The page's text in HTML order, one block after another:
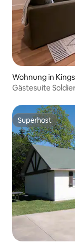
Wohnung in
Gästesuite
Superhost
Superhost